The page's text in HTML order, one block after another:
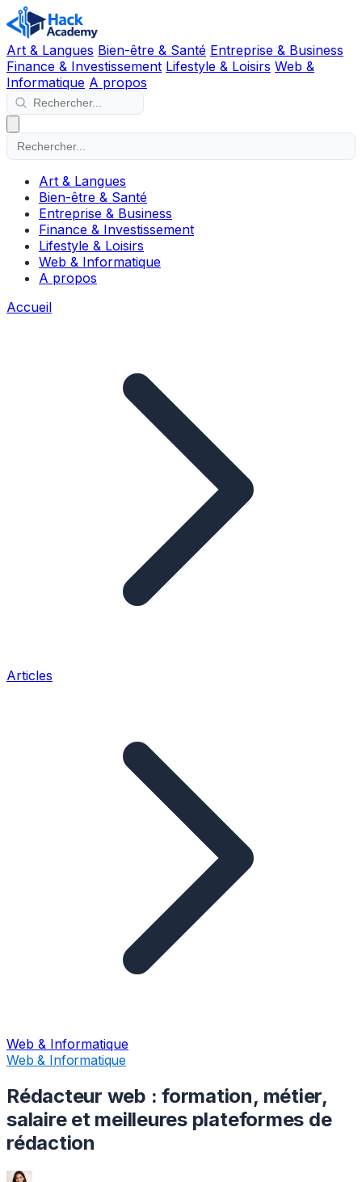
Art & Langues Bien-être & Santé Entreprise & Business
Finance & Investissement Lifestyle & Loisirs Web &
Informatique A propos
Art & Langues
Bien-être & Santé
Entreprise & Business
Finance & Investissement
Lifestyle & Loisirs
Web & Informatique
A propos
Accueil
Articles
Web & Informatique
Web & Informatique
Rédacteur web : formation, métier,
salaire et meilleures plateformes de
rédaction